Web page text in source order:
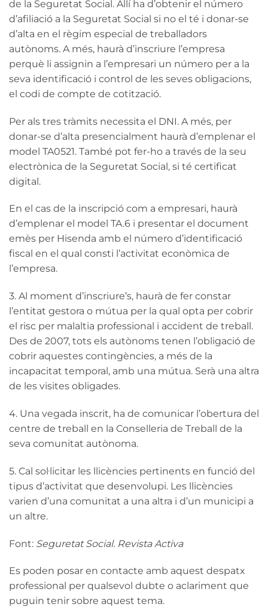
de la Seguretat Social. Allí ha d’obtenir el número
d’afiliació a la Seguretat Social si no el té i donar-se
d’alta en el règim especial de treballadors
autònoms. A més, haurà d’inscriure l’empresa
perquè li assignin a l’empresari un número per a la
seva identificació i control de les seves obligacions,
el codi de compte de cotització.
Per als tres tràmits necessita el DNI. A més, per
donar-se d’alta presencialment haurà d’emplenar el
model TA0521. També pot fer-ho a través de la seu
electrònica de la Seguretat Social, si té certificat
digital.
En el cas de la inscripció com a empresari, haurà
d’emplenar el model TA.6 i presentar el document
emès per Hisenda amb el número d’identificació
fiscal en el qual consti l’activitat econòmica de
l’empresa.
3. Al moment d’inscriure’s, haurà de fer constar
l’entitat gestora o mútua per la qual opta per cobrir
el risc per malaltia professional i accident de treball.
Des de 2007, tots els autònoms tenen l’obligació de
cobrir aquestes contingències, a més de la
incapacitat temporal, amb una mútua. Serà una altra
de les visites obligades.
4. Una vegada inscrit, ha de comunicar l’obertura del
centre de treball en la Conselleria de Treball de la
seva comunitat autònoma.
5. Cal sol·licitar les llicències pertinents en funció del
tipus d’activitat que desenvolupi. Les llicències
varien d’una comunitat a una altra i d’un municipi a
un altre.
Font: Seguretat Social. Revista Activa
Es poden posar en contacte amb aquest despatx
professional per qualsevol dubte o aclariment que
puguin tenir sobre aquest tema.